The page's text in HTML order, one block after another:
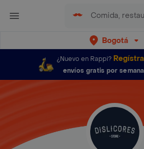
Bogotá
¿Nuevo en Rappi?
envíos gratis por